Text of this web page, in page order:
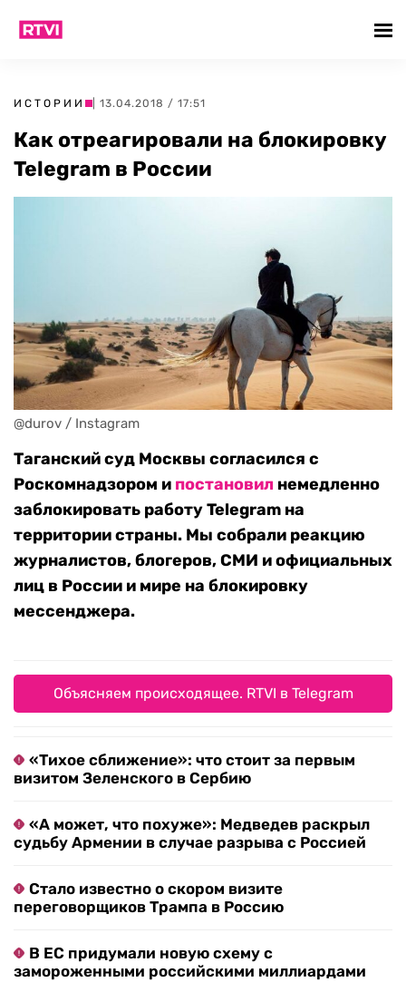
ИСТОРИИ | 13.04.2018 / 17:51
Как отреагировали на блокировку
Telegram в России
@durov / Instagram
Таганский суд Москвы согласился с
Роскомнадзором и постановил немедленно
заблокировать работу Telegram на
территории страны. Мы собрали реакцию
журналистов, блогеров, СМИ и официальных
лиц в России и мире на блокировку
мессенджера.
Объясняем происходящее. RTVI в Telegram
«Тихое сближение»: что стоит за первым
визитом Зеленского в Сербию
«А может, что похуже»: Медведев раскрыл
судьбу Армении в случае разрыва с Россией
Стало известно о скором визите
переговорщиков Трампа в Россию
В ЕС придумали новую схему с
замороженными российскими миллиардами